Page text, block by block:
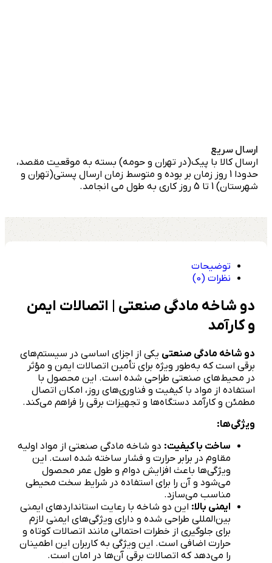
ارسال سریع
ارسال کالا با پیک(در تهران و حومه) بسته به موقعیت مقصد،
حدودا 1 روز زمان بر بوده و متوسط زمان ارسال پستی(تهران و
شهرستان) 1 تا 5 روز کاری به طول می انجامد.
توضیحات
نظرات (0)
دو شاخه مادگی صنعتی | اتصالات ایمن
و کارآمد
دو شاخه مادگی صنعتی یکی از اجزای اساسی در سیستم‌های
برقی است که به‌طور ویژه برای تأمین اتصالات ایمن و مؤثر
در محیط‌های صنعتی طراحی شده است. این محصول با
استفاده از مواد با کیفیت و فناوری‌های روز، امکان اتصال
مطمئن و کارآمد دستگاه‌ها و تجهیزات برقی را فراهم می‌کند.
ویژگی‌ها:
ساخت با کیفیت: دو شاخه مادگی صنعتی از مواد اولیه
مقاوم در برابر حرارت و فشار ساخته شده است. این
ویژگی‌ها باعث افزایش دوام و طول عمر محصول
می‌شود و آن را برای استفاده در شرایط سخت محیطی
مناسب می‌سازد.
ایمنی بالا: این دو شاخه با رعایت استانداردهای ایمنی
بین‌المللی طراحی شده و دارای ویژگی‌های ایمنی لازم
برای جلوگیری از خطرات احتمالی مانند اتصالات کوتاه و
حرارت اضافی است. این ویژگی به کاربران این اطمینان
را می‌دهد که اتصالات برقی آن‌ها در امان است.